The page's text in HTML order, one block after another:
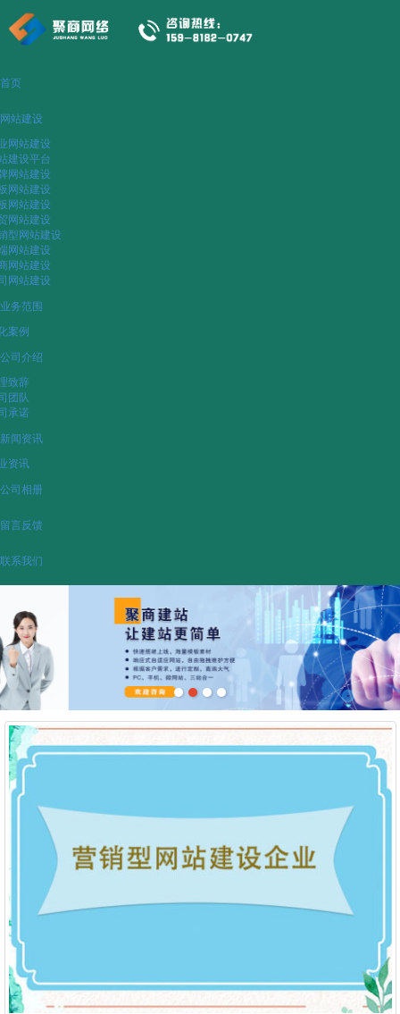
首页
网站建设
网站建设
建设平台
网站建设
网站建设
网站建设
网站建设
型网站建设
网站建设
网站建设
网站建设
业务范围
案例
公司介绍
致辞
团队
承诺
新闻资讯
资讯
公司相册
留言反馈
联系我们